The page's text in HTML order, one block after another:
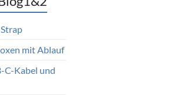
mit Ablauf
C-Kabel und